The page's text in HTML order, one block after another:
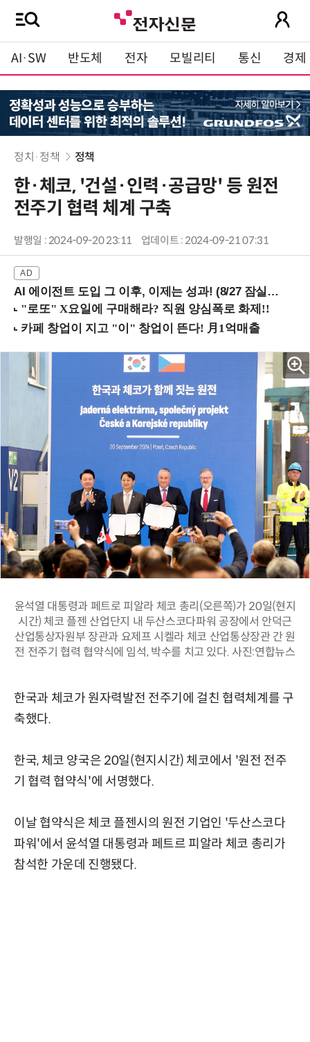
AI·SW 반도체 전자 모빌리티 통신 경제
정치·정책 정책
한·체코, '건설·인력·공급망' 등 원전
전주기 협력 체계 구축
발행일 : 2024-09-20 23:11 업데이트 : 2024-09-21 07:31
AI 에이전트 도입 그 이후, 이제는 성과! (8/27 잠실역)
윤석열 대통령과 페트로 피알라 체코 총리(오른쪽)가 20일(현지
시간) 체코 플젠 산업단지 내 두산스코다파워 공장에서 안덕근
산업통상자원부 장관과 요제프 시켈라 체코 산업통상장관 간 원
전 전주기 협력 협약식에 임석, 박수를 치고 있다. 사진:연합뉴스
한국과 체코가 원자력발전 전주기에 걸친 협력체계를 구
축했다.
한국, 체코 양국은 20일(현지시간) 체코에서 '원전 전주
기 협력 협약식'에 서명했다.
이날 협약식은 체코 플젠시의 원전 기업인 '두산스코다
파워'에서 윤석열 대통령과 페트르 피알라 체코 총리가
참석한 가운데 진행됐다.